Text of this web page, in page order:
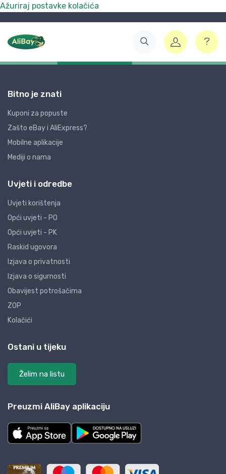
Ažuriraj postavke kolačića
Bitno je znati
Kuponi za popuste
Zašto eBay i AliExpress?
Mobilne aplikacije
Mediji o nama
Uvjeti i odredbe
Uvjeti korištenja
Opći uvjeti - PO
Opći uvjeti - PK
Raskid ugovora
Izjava o privatnosti
Izjava o sigurnosti
Obavijest potrošačima
ZOP
Kolačići
Ostani u tijeku
Želim na listu
Preuzmi AliBay aplikaciju